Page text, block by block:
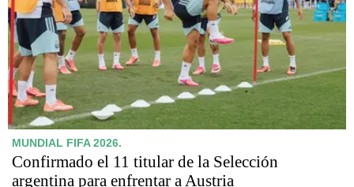
MUNDIAL FIFA 2026.
Confirmado el 11 titular de la Selección
argentina para enfrentar a Austria